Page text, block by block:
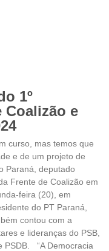
1º
Coalizão e
curso, mas temos que
e de um projeto de
Paraná, deputado
Frente de Coalizão em
feira (20), em
do PT Paraná,
contou com a
e lideranças do PSB,
PSDB. “A Democracia